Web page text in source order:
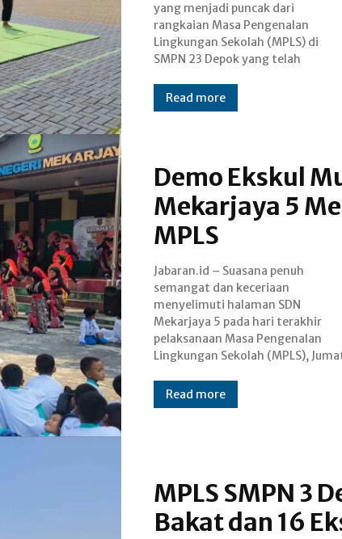
yang menjadi puncak dari
rangkaian Masa Pengenalan
Lingkungan Sekolah (MPLS) di
SMPN 23 Depok yang telah
Acara yang digelar meriah ini
menampilkan berbagai atraksi dari
puluhan ekskul yang ada di sekolah
Read more
Demo Ekskul
Mekarjaya 5
MPLS
Jabaran.id – Suasana penuh
semangat dan keceriaan
menyelimuti halaman SDN
Mekarjaya 5 pada hari terakhir
pelaksanaan Masa Pengenalan
Lingkungan Sekolah (MPLS),
(17/7/2026). Sekolah yang
berlokasi di Jalan Serimpi Raya,
Kecamatan Sukmajaya, Kota
Depok, ini menggelar pentas
demo ekstrakurikuler sebagai
Read more
MPLS SMPN 3
Bakat dan 16